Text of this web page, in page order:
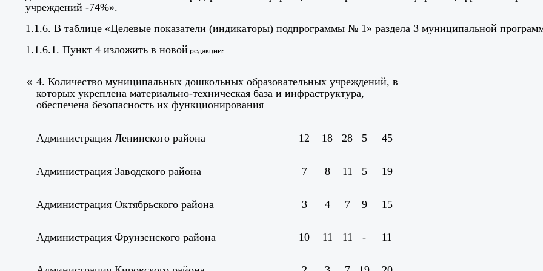
учреждений -74%».
1.1.6. В таблице «Целевые показатели (индикаторы) подпрограммы № 1» раздела 3 муниципальной
1.1.6.1. Пункт 4 изложить в новой редакции:
« 4. Количество муниципальных дошкольных образовательных учреждений, в
которых укреплена материально-техническая база и инфраструктура,
обеспечена безопасность их функционирования
Администрация Ленинского района 12 18 28 5 45
Администрация Заводского района 7 8 11 5 19
Администрация Октябрьского района 3 4 7 9 15
Администрация Фрунзенского района 10 11 11 - 11